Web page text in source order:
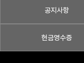
공지사항
현금영수증